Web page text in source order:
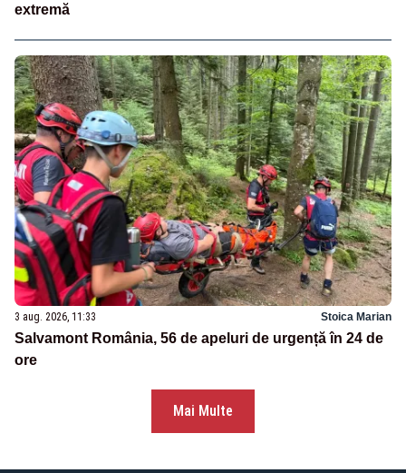
extremă
3 aug. 2026, 11:33 Stoica Marian
Salvamont România, 56 de apeluri de urgență în 24 de
ore
Mai Multe